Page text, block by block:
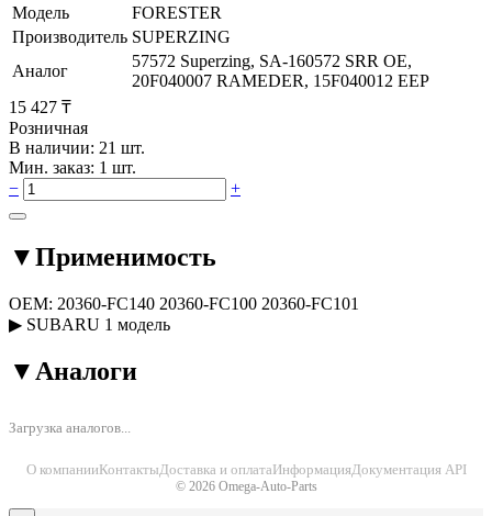
Модель
FORESTER
Производитель SUPERZING
Аналог
57572 Superzing, SA-160572 SRR OE,
20F040007 RAMEDER, 15F040012 EEP
15 427 ₸
Розничная
В наличии: 21 шт.
Мин. заказ: 1 шт.
−
+
▼Применимость
OEM: 20360-FC140 20360-FC100 20360-FC101
▶ SUBARU 1 модель
▼ Аналоги
Загрузка аналогов...
О компанииКонтактыДоставка и оплатаИнформацияДокументация API
© 2026 Omega-Auto-Parts